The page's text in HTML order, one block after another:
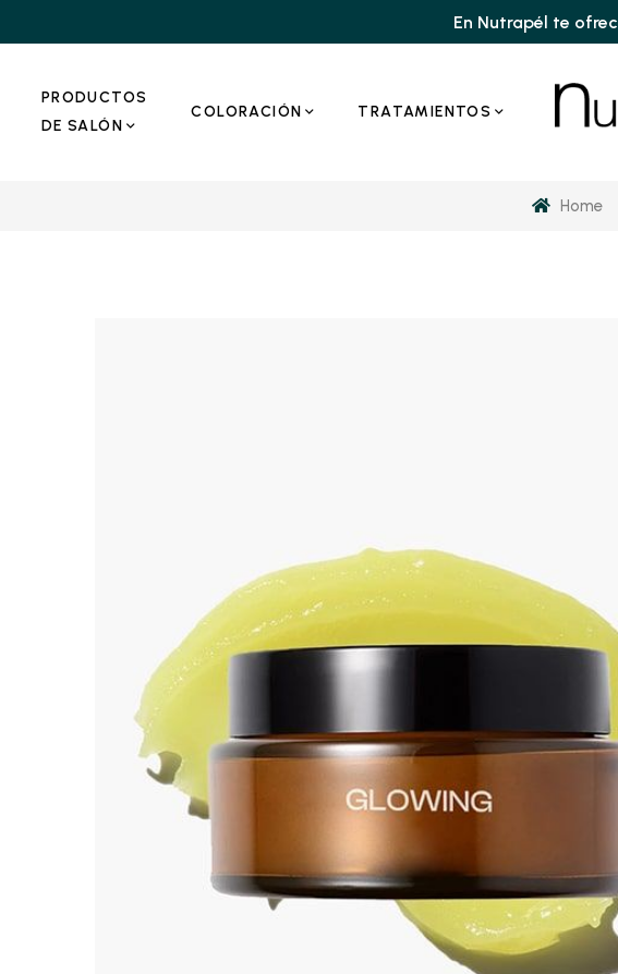
En Nutrapél te
PRODUCTOS
DE SALÓN
COLORACIÓN TRATAMIENTOS
Home